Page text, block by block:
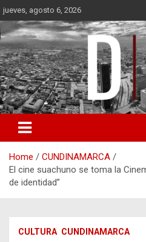
Skip
to
content
jueves, agosto 6, 2026
Diámetro
Home
CUNDINAMARCA
El cine suachuno se toma la
de identidad”
CULTURA CUNDINAMARCA